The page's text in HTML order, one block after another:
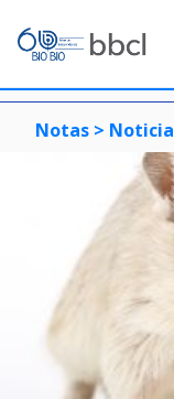
Notas > Noticia